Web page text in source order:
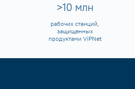
>10 млн
рабочих станций,
защищенных
продуктами ViPNet